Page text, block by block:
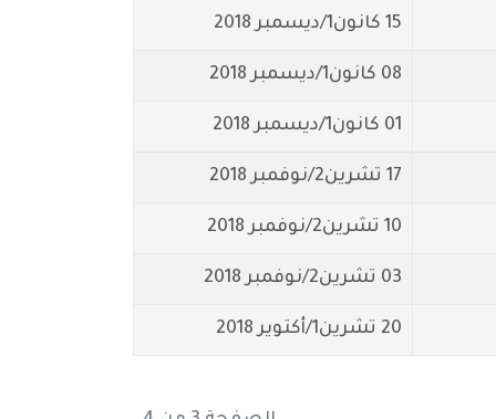
15 كانون1/ديسمبر 2018
08 كانون1/ديسمبر 2018
01 كانون1/ديسمبر 2018
17 تشرين2/نوفمبر 2018
10 تشرين2/نوفمبر 2018
03 تشرين2/نوفمبر 2018
20 تشرين1/أكتوير 2018